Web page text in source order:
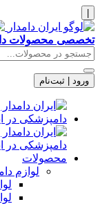
تخصصی محصولات
ورود | ثبت‌نام
محصولات
لوازم